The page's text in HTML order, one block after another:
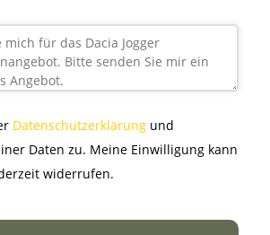
Datenschutzerklärungund
Daten zu. Meine Einwilligung kann
widerrufen.